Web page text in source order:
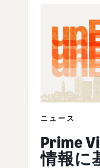
ニュース
Prime
情報に